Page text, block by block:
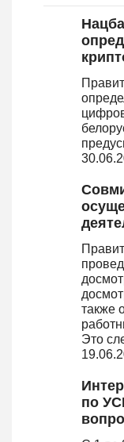
также
Это
по